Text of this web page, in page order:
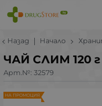
Назад Начало
ЧАЙ СЛИМ 120 г
Арт.№: 32579
НА ПРОМОЦИЯ